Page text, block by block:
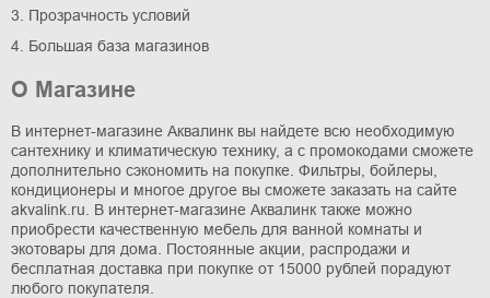
3. Прозрачность условий
4. Большая база магазинов
О Магазине
В интернет-магазине Аквалинк вы найдете всю необходимую
сантехнику и климатическую технику, а с промокодами сможете
дополнительно сэкономить на покупке. Фильтры, бойлеры,
кондиционеры и многое другое вы сможете заказать на сайте
akvalink.ru. В интернет-магазине Аквалинк также можно
приобрести качественную мебель для ванной комнаты и
экотовары для дома. Постоянные акции, распродажи и
бесплатная доставка при покупке от 15000 рублей порадуют
любого покупателя.